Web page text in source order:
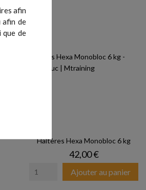
afin
afin de
que de
Haltères Hexa Monobloc 6 kg
Prix
42,00 €
Ajouter au panier